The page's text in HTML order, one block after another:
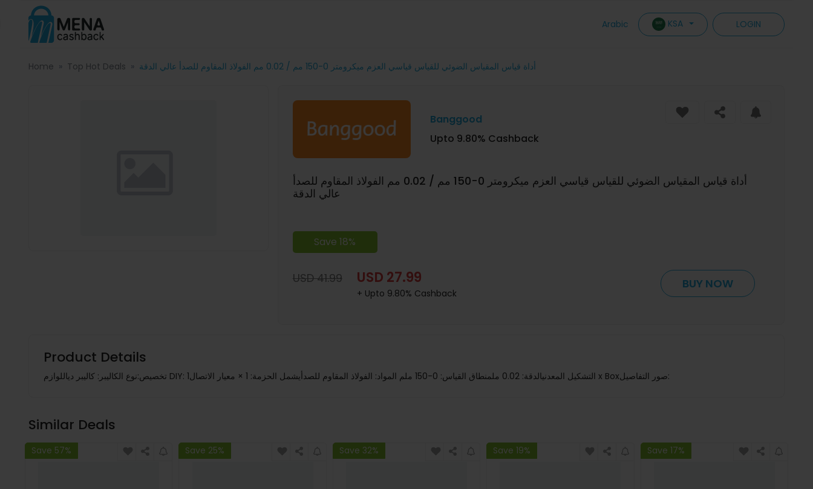
Arabic KSA LOGIN
Home Top Hot Deals أداة قياس المقياس الضوئي للقياس قياسي العزم ميكرومتر 0-150 مم / 0.02 مم الفولاذ المقاوم للصدأ عالي الدقة
Banggood
Upto 9.80% Cashback
أداة قياس المقياس الضوئي للقياس قياسي العزم ميكرومتر 0-150 مم / 0.02 مم الفولاذ المقاوم للصدأ
عالي الدقة
Save 18%
USD 41.99 USD 27.99
+ Upto 9.80% Cashback
BUY NOW
Product Details
تخصيص:نوع الكاليبر: كاليبر دياللوازم DIY: التشكيل المعدنيالدقة: 0.02 ملمنطاق القياس: 0-150 ملم المواد: الفولاذ المقاوم للصدأيشمل الحزمة: 1 × معيار الاتصال1 x Boxصور التفاصيل:
Similar Deals
Save 57% Save 25% Save 32% Save 19% Save 17%